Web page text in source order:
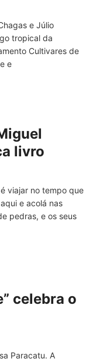
e Júlio
tropical da
Cultivares de
e
livro
viajar no tempo que
e acolá nas
pedras, e os seus
celebra o
Paracatu. A